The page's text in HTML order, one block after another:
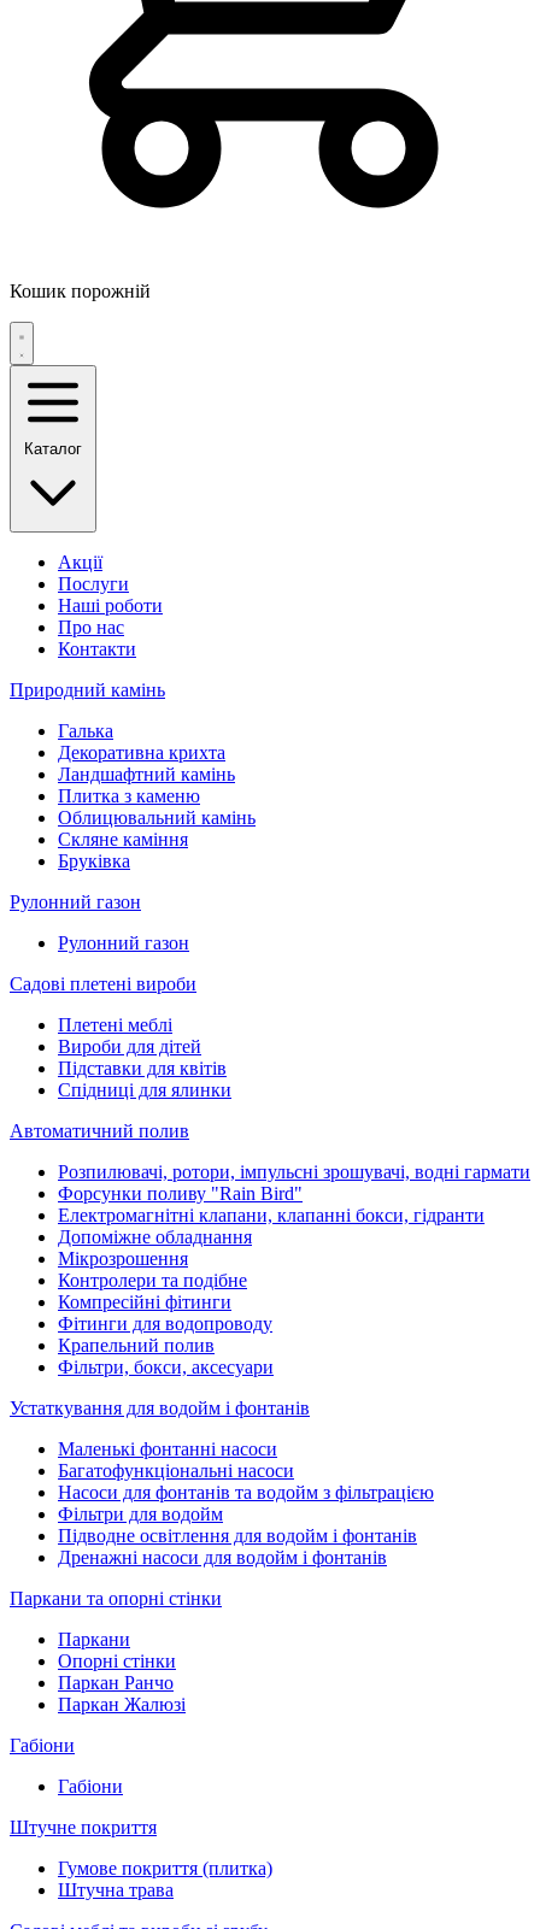
Кошик порожній
Каталог
Акції
Послуги
Наші роботи
Про нас
Контакти
Природний камінь
Галька
Декоративна крихта
Ландшафтний камінь
Плитка з каменю
Облицювальний камінь
Скляне каміння
Бруківка
Рулонний газон
Рулонний газон
Садові плетені вироби
Плетені меблі
Вироби для дітей
Підставки для квітів
Спідниці для ялинки
Автоматичний полив
Розпилювачі, ротори, імпульсні зрошувачі, водні гармати
Форсунки поливу "Rain Bird"
Електромагнітні клапани, клапанні бокси, гідранти
Допоміжне обладнання
Мікрозрошення
Контролери та подібне
Компресійні фітинги
Фітинги для водопроводу
Крапельний полив
Фільтри, бокси, аксесуари
Устаткування для водойм і фонтанів
Маленькі фонтанні насоси
Багатофункціональні насоси
Насоси для фонтанів та водойм з фільтрацією
Фільтри для водойм
Підводне освітлення для водойм і фонтанів
Дренажні насоси для водойм і фонтанів
Паркани та опорні стінки
Паркани
Опорні стінки
Паркан Ранчо
Паркан Жалюзі
Габіони
Габіони
Штучне покриття
Гумове покриття (плитка)
Штучна трава